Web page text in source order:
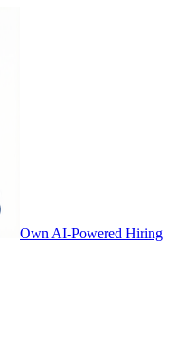
Own AI-Powered Hiring